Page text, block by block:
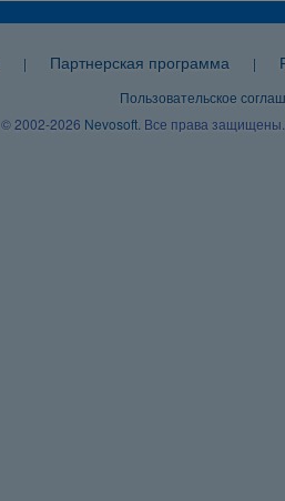
| Партнерская программа |
Пользовательское
© 2002-2026 Nevosoft . Все права защищены